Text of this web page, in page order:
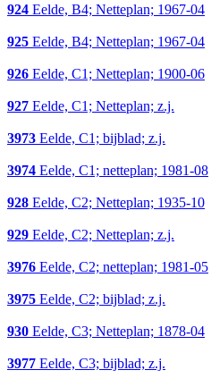
924 Eelde, B4; Netteplan; 1967-04
925 Eelde, B4; Netteplan; 1967-04
926 Eelde, C1; Netteplan; 1900-06
927 Eelde, C1; Netteplan; z.j.
3973 Eelde, C1; bijblad; z.j.
3974 Eelde, C1; netteplan; 1981-08
928 Eelde, C2; Netteplan; 1935-10
929 Eelde, C2; Netteplan; z.j.
3976 Eelde, C2; netteplan; 1981-05
3975 Eelde, C2; bijblad; z.j.
930 Eelde, C3; Netteplan; 1878-04
3977 Eelde, C3; bijblad; z.j.